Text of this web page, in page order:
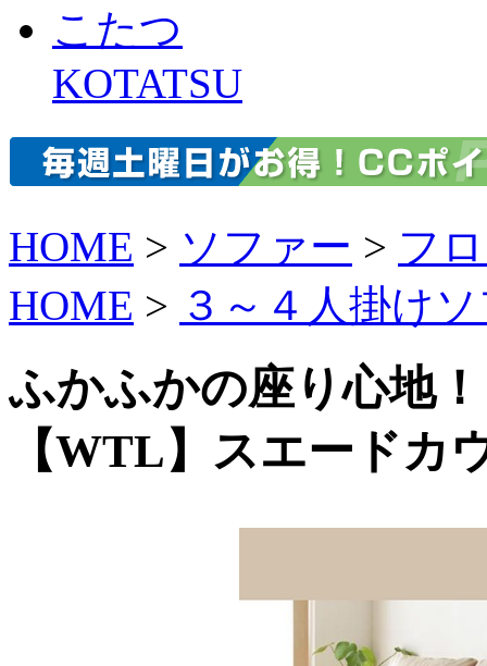
こたつ
KOTATSU
HOME > ソファー > フ
HOME > ３～４人掛け
ふかふかの座り心地
【WTL】スエードカ